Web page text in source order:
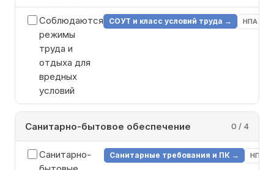
Соблюдаются
режимы
труда и
отдыха для
вредных
условий
СОУТ и класс условий труда → НПА
Санитарно-бытовое обеспечение 0 / 4
Санитарно-
Санитарные требования и ПК → НПА